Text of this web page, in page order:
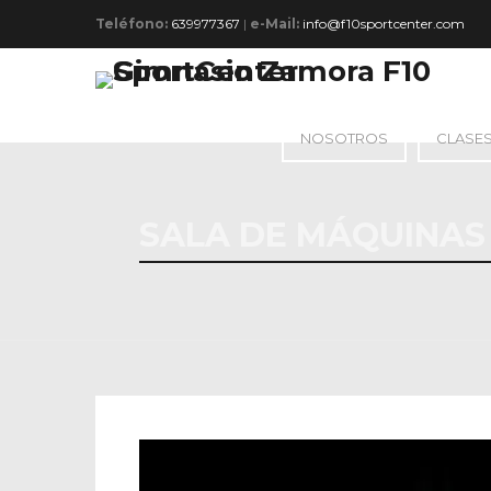
Teléfono: 639977367 | e-Mail: info@f10sportcenter.com
NOSOTROS